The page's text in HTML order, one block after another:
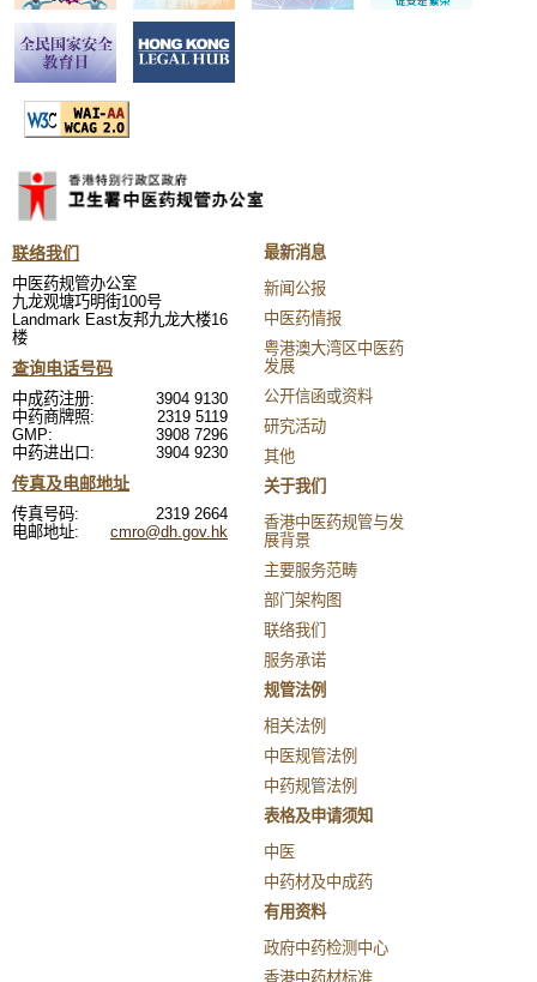
联络我们
中医药规管办公室
九龙观塘巧明街100号
Landmark East友邦九龙大楼16
楼
查询电话号码
中成药注册:
3904 9130
中药商牌照:
2319 5119
GMP:
3908 7296
中药进出口:
3904 9230
传真及电邮地址
传真号码:
2319 2664
电邮地址:
cmro@dh.gov.hk
最新消息
新闻公报
中医药情报
粤港澳大湾区中医药
发展
公开信函或资料
研究活动
其他
关于我们
香港中医药规管与发
展背景
主要服务范畴
部门架构图
联络我们
服务承诺
规管法例
相关法例
中医规管法例
中药规管法例
表格及申请须知
中医
中药材及中成药
有用资料
政府中药检测中心
香港中药材标准